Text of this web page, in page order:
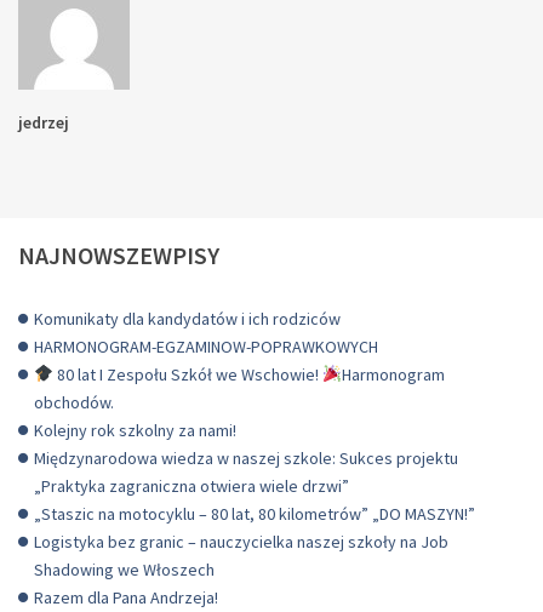
jedrzej
NAJNOWSZEWPISY
Komunikaty dla kandydatów i ich rodziców
HARMONOGRAM-EGZAMINOW-POPRAWKOWYCH
80 lat I Zespołu Szkół we Wschowie!
Harmonogram
obchodów.
Kolejny rok szkolny za nami!
Międzynarodowa wiedza w naszej szkole: Sukces projektu
„Praktyka zagraniczna otwiera wiele drzwi”
„Staszic na motocyklu – 80 lat, 80 kilometrów” „DO MASZYN!”
Logistyka bez granic – nauczycielka naszej szkoły na Job
Shadowing we Włoszech
Razem dla Pana Andrzeja!